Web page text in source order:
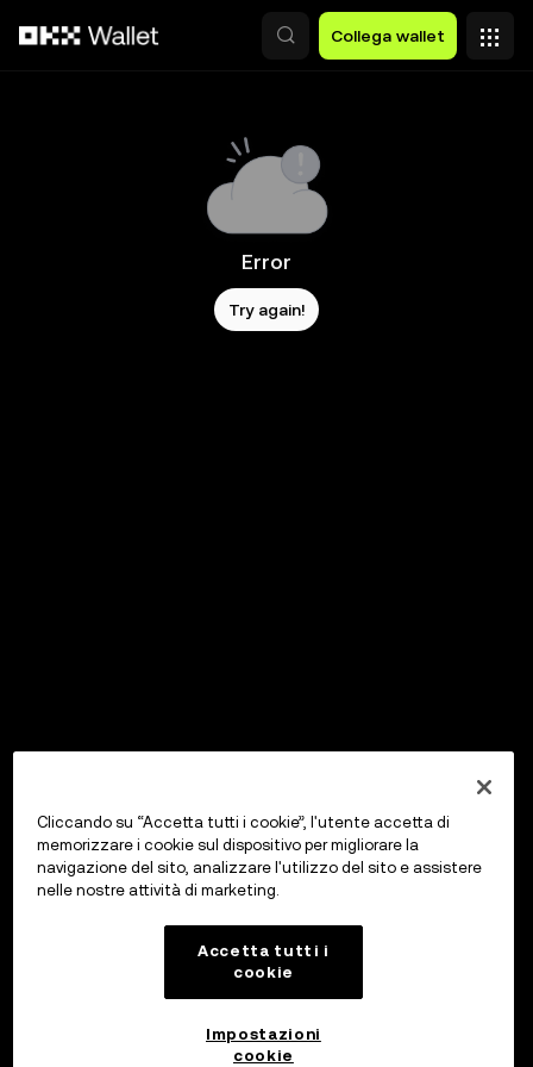
Collega wallet
Error
Try again!
Cliccando su “Accetta tutti i cookie”, l'utente accetta di
memorizzare i cookie sul dispositivo per migliorare la
navigazione del sito, analizzare l'utilizzo del sito e assistere
nelle nostre attività di marketing.
Accetta tutti i
cookie
Impostazioni
cookie